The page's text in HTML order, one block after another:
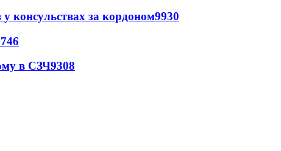
у консульствах за кордоном9930
в СЗЧ9308